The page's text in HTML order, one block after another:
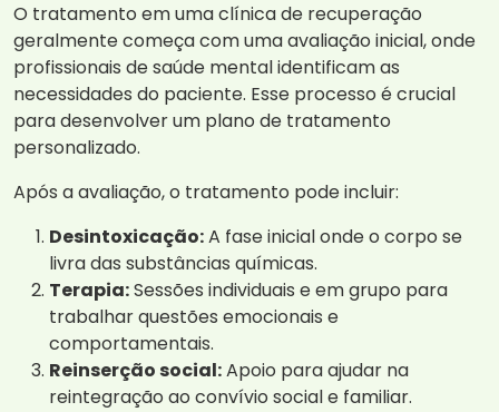
O tratamento em uma clínica de recuperação
geralmente começa com uma avaliação inicial, onde
profissionais de saúde mental identificam as
necessidades do paciente. Esse processo é crucial
para desenvolver um plano de tratamento
personalizado.
Após a avaliação, o tratamento pode incluir:
Desintoxicação:A fase inicial onde o corpo se
livra das substâncias químicas.
Terapia:Sessões individuais e em grupo para
trabalhar questões emocionais e
comportamentais.
Reinserção social:Apoio para ajudar na
reintegração ao convívio social e familiar.